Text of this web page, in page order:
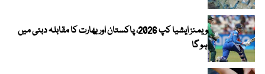
ویمنز ایشیا کپ 2026، پاکستان اور بھارت کا مقابلہ دبئی میں
ہو گا